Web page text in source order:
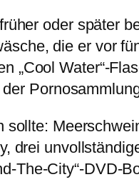
oder später
die er vor
„Cool Water“-
der
drei
The-City“-DVD-